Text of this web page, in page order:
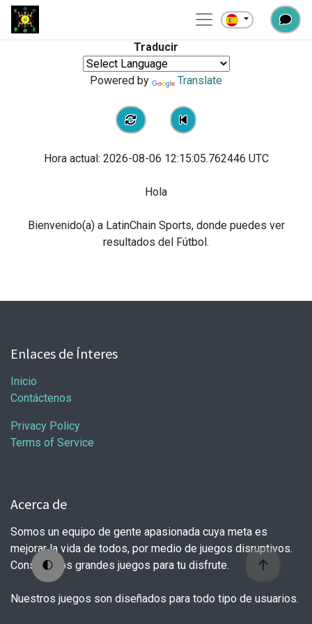
🌓
Traducir
Powered by Translate
Hora actual: 2026-08-06 12:15:05.762446 UTC
Hola
Bienvenido(a) a LatinChain Sports, donde puedes ver
resultados del Fútbol.
Enlaces de Ínteres
Inicio
Contáctenos
Privacy Policy
Terms of Service
Acerca de
Somos un equipo de gente apasionada cuya meta es
mejorar la vida de todos, por medio de juegos disruptivos.
Construimos grandes juegos para tu disfrute.
Nuestros juegos son diseñados para todo tipo de usuarios.